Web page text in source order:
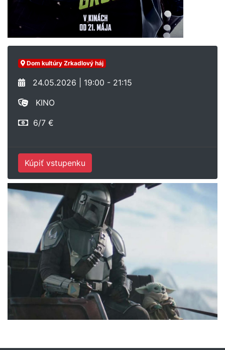
Dom kultúry Zrkadlový háj
24.05.2026 | 19:00 - 21:15
KINO
6/7 €
Kúpiť vstupenku